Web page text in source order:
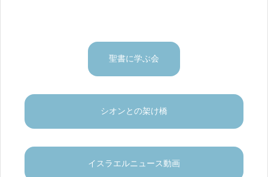
聖書に学ぶ会
シオンとの架け橋
イスラエルニュース動画